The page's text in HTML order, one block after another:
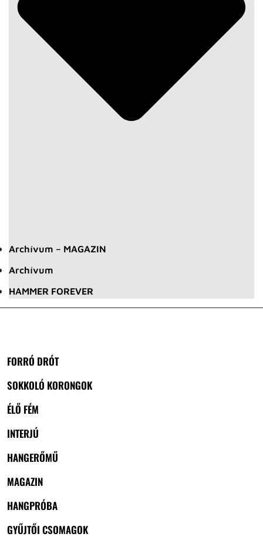
Archívum – MAGAZIN
Archívum
HAMMER FOREVER
FORRÓ DRÓT
SOKKOLÓ KORONGOK
ÉLŐ FÉM
INTERJÚ
HANGERŐMŰ
MAGAZIN
HANGPRÓBA
GYŰJTŐI CSOMAGOK